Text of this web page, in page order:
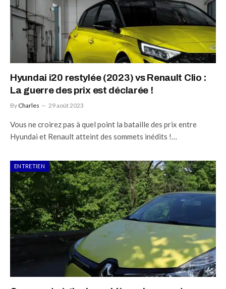
Hyundai i20 restylée (2023) vs Renault Clio :
La guerre des prix est déclarée !
By Charles 29 août 2023
Vous ne croirez pas à quel point la bataille des prix entre
Hyundai et Renault atteint des sommets inédits !…
ENTRETIEN